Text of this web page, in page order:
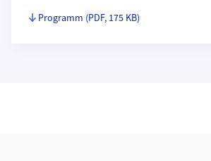
Programm (PDF, 175 KB)